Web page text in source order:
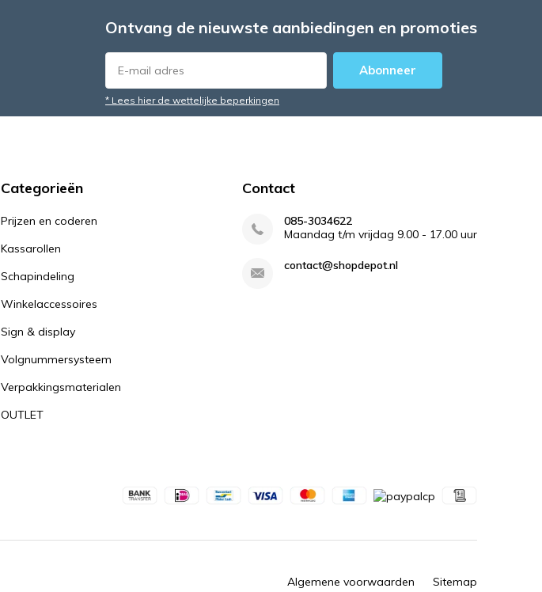
Ontvang de nieuwste aanbiedingen en promoties
Abonneer
* Lees hier de wettelijke beperkingen
Categorieën
Prijzen en coderen
Kassarollen
Schapindeling
Winkelaccessoires
Sign & display
Volgnummersysteem
Verpakkingsmaterialen
OUTLET
Contact
085-3034622
Maandag t/m vrijdag 9.00 - 17.00 uur
contact@shopdepot.nl
Algemene voorwaarden Sitemap